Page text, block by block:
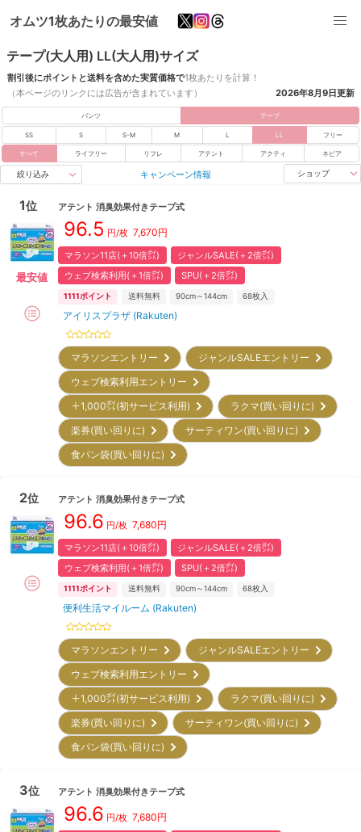
オムツ1枚あたりの最安値
テープ(大人用) LL(大人用)サイズ
割引後にポイントと送料を含めた実質価格で1枚あたりを計算！
（本ページのリンクには広告が含まれています）
2026年8月9日更新
パンツ テープ
SS S S-M M L LL フリー
すべて ライフリー リフレ アテント アクティ ネピア
絞り込み キャンペーン情報 ショップ
1位
最安値
アテント 消臭効果付きテープ式
96.5 円/枚 7,670円
マラソン11店(＋10倍㌽)
ジャンルSALE(＋2倍㌽)
ウェブ検索利用(＋1倍㌽)
SPU(＋2倍㌽)
1111ポイント 送料無料 90cm～144cm 68枚入
アイリスプラザ (Rakuten)
マラソンエントリー
ジャンルSALEエントリー
ウェブ検索利用エントリー
＋1,000㌽(初サービス利用)
ラクマ(買い回りに)
楽券(買い回りに)
サーティワン(買い回りに)
食パン袋(買い回りに)
2位 アテント 消臭効果付きテープ式
96.6 円/枚 7,680円
マラソン11店(＋10倍㌽)
ジャンルSALE(＋2倍㌽)
ウェブ検索利用(＋1倍㌽)
SPU(＋2倍㌽)
1111ポイント 送料無料 90cm～144cm 68枚入
便利生活マイルーム (Rakuten)
マラソンエントリー
ジャンルSALEエントリー
ウェブ検索利用エントリー
＋1,000㌽(初サービス利用)
ラクマ(買い回りに)
楽券(買い回りに)
サーティワン(買い回りに)
食パン袋(買い回りに)
3位 アテント 消臭効果付きテープ式
96.6 円/枚 7,680円